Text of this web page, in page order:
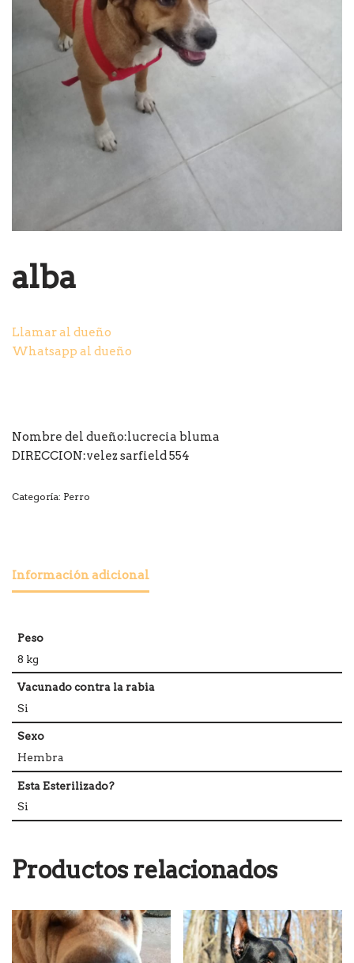
alba
Llamar al dueño
Whatsapp al dueño
Nombre del dueño:lucrecia bluma
DIRECCION:velez sarfield 554
Categoría: Perro
Información adicional
Peso
8 kg
Vacunado contra la rabia
Si
Sexo
Hembra
Esta Esterilizado?
Si
Productos relacionados